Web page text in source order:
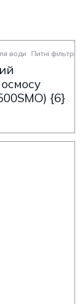
води Питні фільтри
{6}